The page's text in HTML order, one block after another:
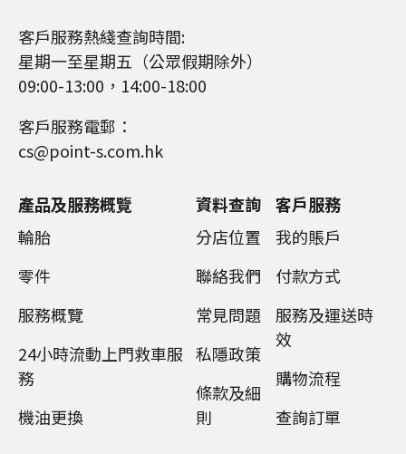
客戶服務熱綫查詢時間:
星期一至星期五（公眾假期除外）
09:00-13:00，14:00-18:00
客戶服務電郵：
cs@point-s.com.hk
產品及服務概覽
輪胎
零件
服務概覽
24小時流動上門救車服
務
機油更換
資料查詢
分店位置
聯絡我們
常見問題
私隱政策
條款及細
則
客戶服務
我的賬戶
付款方式
服務及運送時
效
購物流程
查詢訂單